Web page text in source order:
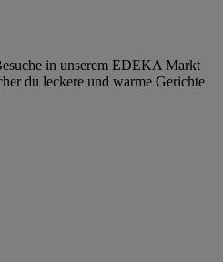
in unserem EDEKA Markt
du leckere und warme Gerichte